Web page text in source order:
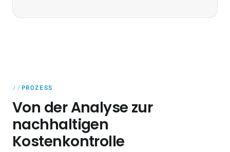
PROZESS
Von der Analyse zur
nachhaltigen
Kostenkontrolle